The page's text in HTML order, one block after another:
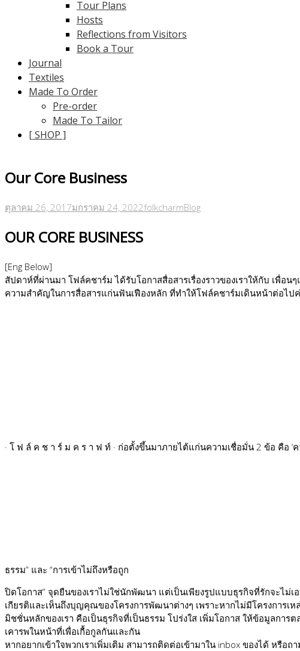
Tour Plans
Hosts
Reflections from Visitors
Book a Tour
Journal
Textiles
Made To Order
Pre-order
Made To Tailor
[ SHOP ]
Our Core Business
ตุลาคม 26, 2017มกราคม 24, 2022folkcharmBlog
OUR CORE BUSINESS
[Eng Below]
สัปดาห์ที่ผ่านมา โฟล์คชาร์ม ได้รับโอกาสสื่อสารเรื่องราวของเราให้กับ เพื่
ความสำคัญในการสื่อสารแก่นฟันเฟืองหลัก ที่ทำให้โฟล์คชาร์มเดินหน้าต่อไป
· โ ฟ ล์ ค ช า ร์ ม ค ร า ฟ ท์ · ก่อตั้งขึ้นมาภายไต้แก่นความเชื่อมั่น 2 ข้อ คือ ‘
ธรรม” และ “การเข้าไม่ถึงหรือถูก
ปิดโอกาส” จุดยืนของเราไม่ใช่นักพัฒนา แต่เป็นเพียงรูปแบบธุรกิจที่รักจะไม่
เกียรติและเห็นถึงบุญคุณของโครงการพัฒนาต่างๆ เพราะหากไม่มีโครงการเ
มิชชั่นหลักของเรา คือเป็นธุรกิจที่เป็นธรรม โปร่งใส เพิ่มโอกาส ให้ข้อมูลกา
เคารพในหน้าที่เพื่อเกื้อกูลกันและกัน
หากอยากเข้าใจพวกเราเพิ่มเติม สามารถติดต่อเข้ามาใน inbox ของได้ หรือถ